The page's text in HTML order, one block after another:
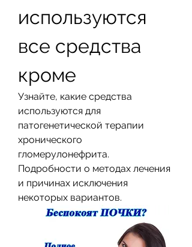
используются
все средства
кроме
Узнайте, какие средства
используются для
патогенетической терапии
хронического
гломерулонефрита.
Подробности о методах лечения
и причинах исключения
некоторых вариантов.